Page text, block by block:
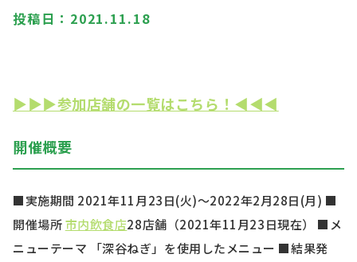
投稿日： 2021.11.18
▶▶▶参加店舗の一覧はこちら！◀◀◀
開催概要
■実施期間 2021年11月23日(火)～2022年2月28日(月) ■
開催場所市内飲食店28店舗（2021年11月23日現在） ■メ
ニューテーマ 「深谷ねぎ」を使用したメニュー ■結果発